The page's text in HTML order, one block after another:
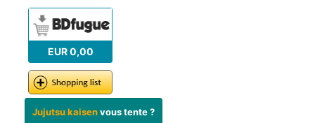
EUR 0,00
Jujutsu kaisenvous tente ?